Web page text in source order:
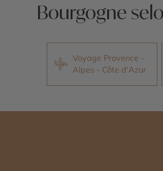
Bourgogne
Voyage Provence -
Alpes - Côte d'Azur